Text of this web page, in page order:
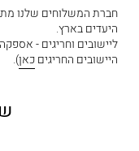
היעדים בארץ.
היישובים החריגיםכאן).